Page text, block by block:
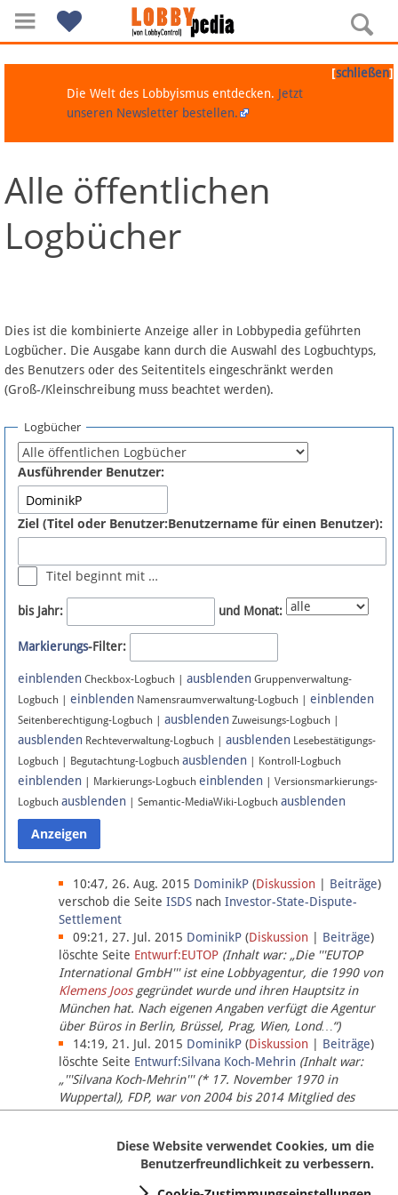
Navigation
Über Lobbypedia
Artikel nach Kategorien
FAQ
Fördermitglied werden
Fehler melden
Newsletter
Bluesky
Facebook
Instagram
Anmelden
Datenschutz
Über Lobbypedia
Impressum
[schließen]
Die Welt des Lobbyismus entdecken. Jetzt
unseren Newsletter bestellen.
Alle öffentlichen
Logbücher
Dies ist die kombinierte Anzeige aller in Lobbypedia geführten
Logbücher. Die Ausgabe kann durch die Auswahl des Logbuchtyps,
des Benutzers oder des Seitentitels eingeschränkt werden
(Groß-/Kleinschreibung muss beachtet werden).
Logbücher
Ausführender Benutzer:
Ziel (Titel oder Benutzer:Benutzername für einen Benutzer):
Titel beginnt mit …
bis Jahr: und Monat:
Markierungs-Filter:
einblenden Checkbox-Logbuch | ausblenden Gruppenverwaltung-
Logbuch | einblenden Namensraumverwaltung-Logbuch | einblenden
Seitenberechtigung-Logbuch | ausblenden Zuweisungs-Logbuch |
ausblenden Rechteverwaltung-Logbuch | ausblenden Lesebestätigungs-
Logbuch | Begutachtung-Logbuch ausblenden | Kontroll-Logbuch
einblenden | Markierungs-Logbuch einblenden | Versionsmarkierungs-
Logbuch ausblenden | Semantic-MediaWiki-Logbuch ausblenden
10:47, 26. Aug. 2015 DominikP (Diskussion Beiträge)
verschob die Seite ISDS nach Investor-State-Dispute-
Settlement
09:21, 27. Jul. 2015 DominikP (Diskussion Beiträge)
löschte Seite Entwurf:EUTOP (Inhalt war: „Die '''EUTOP
International GmbH''' ist eine Lobbyagentur, die 1990 von
Klemens Joosgegründet wurde und ihren Hauptsitz in
München hat. Nach eigenen Angaben verfügt die Agentur
über Büros in Berlin, Brüssel, Prag, Wien, Lond…“)
14:19, 21. Jul. 2015 DominikP (Diskussion Beiträge)
löschte Seite Entwurf:Silvana Koch-Mehrin (Inhalt war:
„'''Silvana Koch-Mehrin''' (* 17. November 1970 in
Wuppertal), FDP, war von 2004 bis 2014 Mitglied des
Europäischen Parlaments, seit November 2014 ist sie für
Diese Website verwendet Cookies, um die
Benutzerfreundlichkeit zu verbessern.